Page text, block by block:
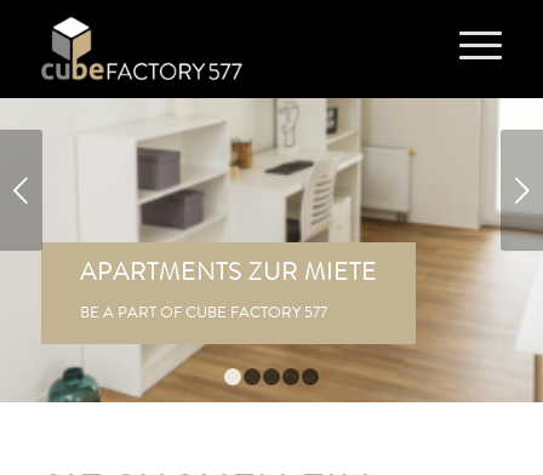
APARTMENTS ZUR MIETE
BE A PART OF CUBE FACTORY 577
Weiter
2 3